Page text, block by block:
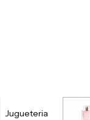
Jugueteria